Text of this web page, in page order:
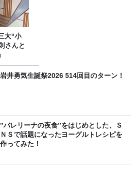
さんと
岩井勇気生誕祭2026 514回目のターン！
”バレリーナの夜食”をはじめとした、Ｓ
ＮＳで話題になったヨーグルトレシピを
作ってみた！